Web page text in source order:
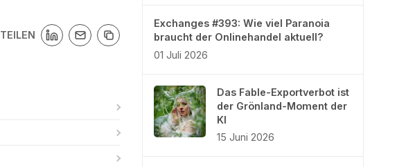
TEILEN
Exchanges #393: Wie viel Paranoia
braucht der Onlinehandel aktuell?
01 Juli 2026
Das Fable-Exportverbot ist
der Grönland-Moment der
KI
15 Juni 2026